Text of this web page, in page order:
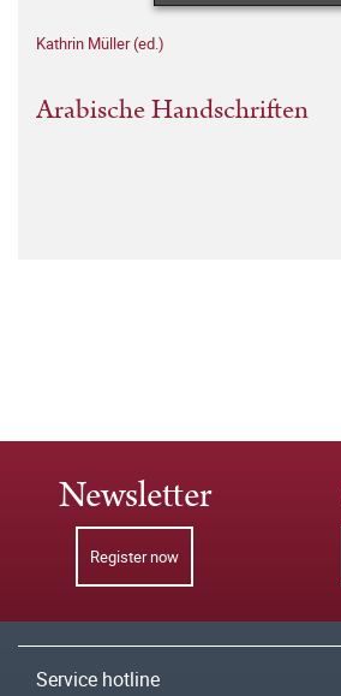
Kathrin Müller (ed.)
Arabische Handschriften
Newsletter
Register now
Service hotline